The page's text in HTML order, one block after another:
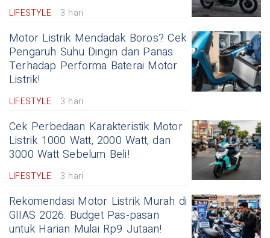
LIFESTYLE 3 hari
Motor Listrik Mendadak Boros? Cek
Pengaruh Suhu Dingin dan Panas
Terhadap Performa Baterai Motor
Listrik!
LIFESTYLE 3 hari
Cek Perbedaan Karakteristik Motor
Listrik 1000 Watt, 2000 Watt, dan
3000 Watt Sebelum Beli!
LIFESTYLE 3 hari
Rekomendasi Motor Listrik Murah di
GIIAS 2026: Budget Pas-pasan
untuk Harian Mulai Rp9 Jutaan!